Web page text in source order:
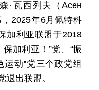
·瓦西列夫（Асен
2025年6月佩特科
加利亚联盟于2018
加利亚！”党、“振
运动”党三个政党组
退出联盟。